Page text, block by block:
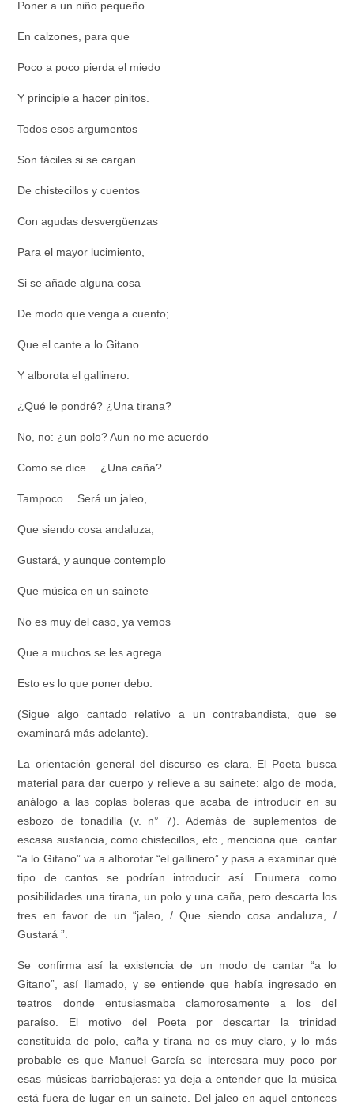
Poner a un niño pequeño
En calzones, para que
Poco a poco pierda el miedo
Y principie a hacer pinitos.
Todos esos argumentos
Son fáciles si se cargan
De chistecillos y cuentos
Con agudas desvergüenzas
Para el mayor lucimiento,
Si se añade alguna cosa
De modo que venga a cuento;
Que el cante a lo Gitano
Y alborota el gallinero.
¿Qué le pondré? ¿Una tirana?
No, no: ¿un polo? Aun no me acuerdo
Como se dice… ¿Una caña?
Tampoco… Será un jaleo,
Que siendo cosa andaluza,
Gustará, y aunque contemplo
Que música en un sainete
No es muy del caso, ya vemos
Que a muchos se les agrega.
Esto es lo que poner debo:
(Sigue algo cantado relativo a un contrabandista, que se
examinará más adelante).
La orientación general del discurso es clara. El Poeta busca
material para dar cuerpo y relieve a su sainete: algo de moda,
análogo a las coplas boleras que acaba de introducir en su
esbozo de tonadilla (v. n° 7). Además de suplementos de
escasa sustancia, como chistecillos, etc., menciona que cantar
“a lo Gitano” va a alborotar “el gallinero” y pasa a examinar qué
tipo de cantos se podrían introducir así. Enumera como
posibilidades una tirana, un polo y una caña, pero descarta los
tres en favor de un “jaleo, / Que siendo cosa andaluza, /
Gustará ”.
Se confirma así la existencia de un modo de cantar “a lo
Gitano”, así llamado, y se entiende que había ingresado en
teatros donde entusiasmaba clamorosamente a los del
paraíso. El motivo del Poeta por descartar la trinidad
constituida de polo, caña y tirana no es muy claro, y lo más
probable es que Manuel García se interesara muy poco por
esas músicas barriobajeras: ya deja a entender que la música
está fuera de lugar en un sainete. Del jaleo en aquel entonces